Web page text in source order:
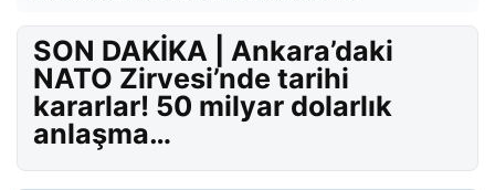
SON DAKİKA | Ankara’daki
NATO Zirvesi’nde tarihi
kararlar! 50 milyar dolarlık
anlaşma…